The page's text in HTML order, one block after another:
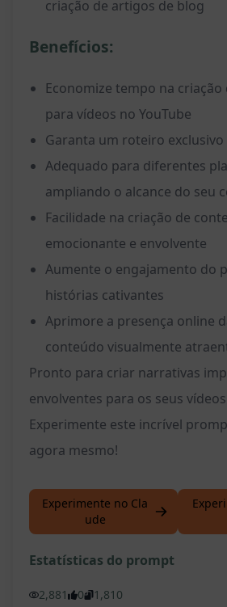
criação de artigos de blog
Benefícios:
Economize tempo na
para vídeos no YouTube
Garanta um roteiro
Adequado para diferentes
ampliando o alcance do seu
Facilidade na criação de
emocionante e envolvente
Aumente o engajamento do
histórias cativantes
Aprimore a presença online
conteúdo visualmente
Pronto para criar narrativas
envolventes para os seus
Experimente este incrível
agora mesmo!
Experimente no Cla
ude
Estatísticas do prompt
2,881 0 1,810